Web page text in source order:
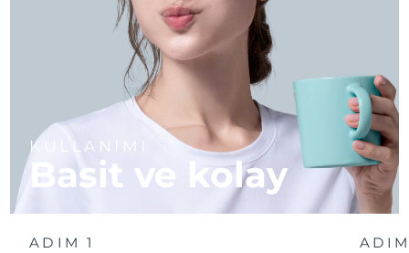
KULLANIMI
Basit ve kolay
ADIM 1